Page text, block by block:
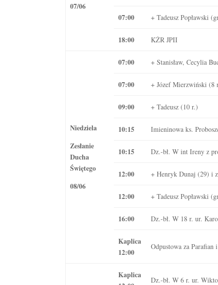
07/06
07:00 + Tadeusz Popławski
18:00 KŻR JPII
Niedziela
Zesłanie
Ducha
Świętego
08/06
07:00 + Stanisław, Cecylia
07:00 + Józef Mierzwiński (8
09:00 + Tadeusz (10 r.)
10:15 Imieninowa ks.
10:15 Dz.-bł. W int Ireny z
12:00 + Henryk Dunaj (29) i
12:00 + Tadeusz Popławski
16:00 Dz.-bł. W 18 r. ur.
Kaplica
12:00
Odpustowa za Parafian
Kaplica
Dz.-bł. W 6 r. ur.